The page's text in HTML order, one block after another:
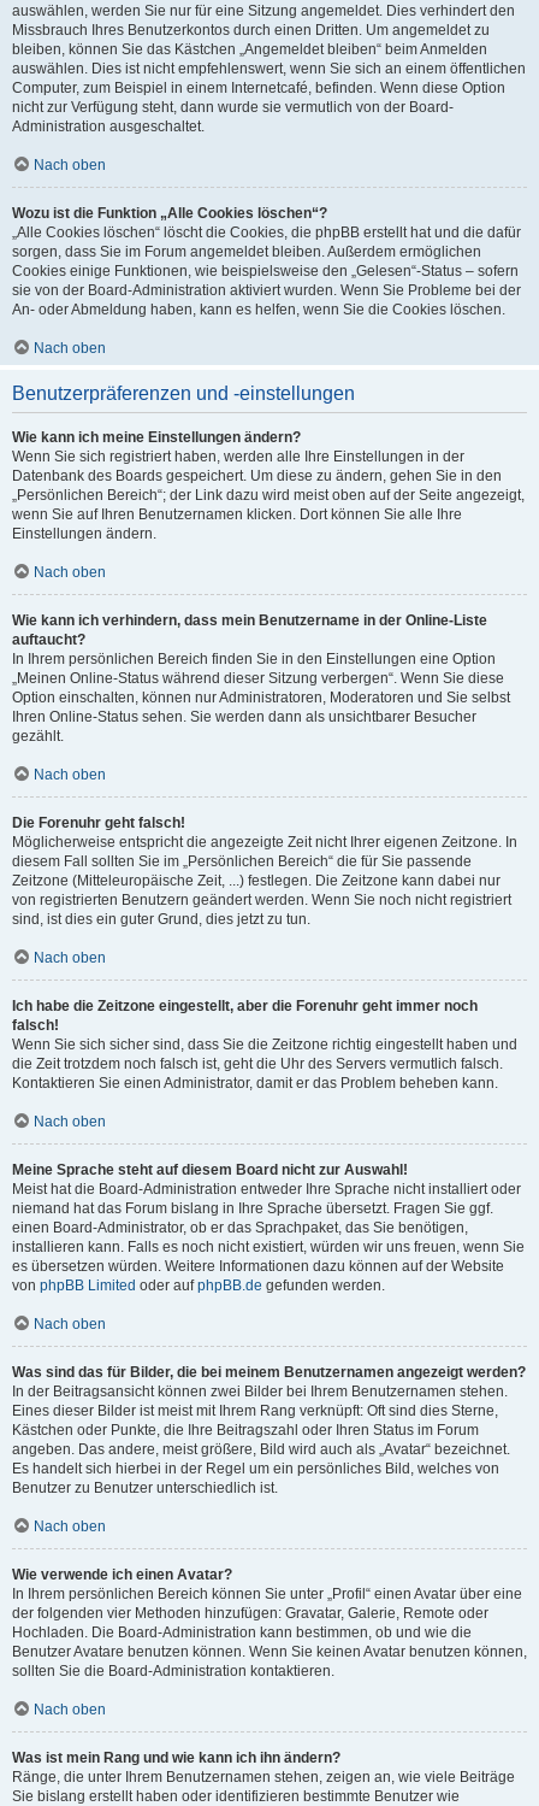
auswählen, werden Sie nur für eine Sitzung angemeldet. Dies verhindert den
Missbrauch Ihres Benutzerkontos durch einen Dritten. Um angemeldet zu
bleiben, können Sie das Kästchen „Angemeldet bleiben“ beim Anmelden
auswählen. Dies ist nicht empfehlenswert, wenn Sie sich an einem öffentlichen
Computer, zum Beispiel in einem Internetcafé, befinden. Wenn diese Option
nicht zur Verfügung steht, dann wurde sie vermutlich von der Board-
Administration ausgeschaltet.
Nach oben
Wozu ist die Funktion „Alle Cookies löschen“?
„Alle Cookies löschen“ löscht die Cookies, die phpBB erstellt hat und die dafür
sorgen, dass Sie im Forum angemeldet bleiben. Außerdem ermöglichen
Cookies einige Funktionen, wie beispielsweise den „Gelesen“-Status – sofern
sie von der Board-Administration aktiviert wurden. Wenn Sie Probleme bei der
An- oder Abmeldung haben, kann es helfen, wenn Sie die Cookies löschen.
Nach oben
Benutzerpräferenzen und -einstellungen
Wie kann ich meine Einstellungen ändern?
Wenn Sie sich registriert haben, werden alle Ihre Einstellungen in der
Datenbank des Boards gespeichert. Um diese zu ändern, gehen Sie in den
„Persönlichen Bereich“; der Link dazu wird meist oben auf der Seite angezeigt,
wenn Sie auf Ihren Benutzernamen klicken. Dort können Sie alle Ihre
Einstellungen ändern.
Nach oben
Wie kann ich verhindern, dass mein Benutzername in der Online-Liste
auftaucht?
In Ihrem persönlichen Bereich finden Sie in den Einstellungen eine Option
„Meinen Online-Status während dieser Sitzung verbergen“. Wenn Sie diese
Option einschalten, können nur Administratoren, Moderatoren und Sie selbst
Ihren Online-Status sehen. Sie werden dann als unsichtbarer Besucher
gezählt.
Nach oben
Die Forenuhr geht falsch!
Möglicherweise entspricht die angezeigte Zeit nicht Ihrer eigenen Zeitzone. In
diesem Fall sollten Sie im „Persönlichen Bereich“ die für Sie passende
Zeitzone (Mitteleuropäische Zeit, ...) festlegen. Die Zeitzone kann dabei nur
von registrierten Benutzern geändert werden. Wenn Sie noch nicht registriert
sind, ist dies ein guter Grund, dies jetzt zu tun.
Nach oben
Ich habe die Zeitzone eingestellt, aber die Forenuhr geht immer noch
falsch!
Wenn Sie sich sicher sind, dass Sie die Zeitzone richtig eingestellt haben und
die Zeit trotzdem noch falsch ist, geht die Uhr des Servers vermutlich falsch.
Kontaktieren Sie einen Administrator, damit er das Problem beheben kann.
Nach oben
Meine Sprache steht auf diesem Board nicht zur Auswahl!
Meist hat die Board-Administration entweder Ihre Sprache nicht installiert oder
niemand hat das Forum bislang in Ihre Sprache übersetzt. Fragen Sie ggf.
einen Board-Administrator, ob er das Sprachpaket, das Sie benötigen,
installieren kann. Falls es noch nicht existiert, würden wir uns freuen, wenn Sie
es übersetzen würden. Weitere Informationen dazu können auf der Website
von phpBB Limited oder aufphpBB.de gefunden werden.
Nach oben
Was sind das für Bilder, die bei meinem Benutzernamen angezeigt werden?
In der Beitragsansicht können zwei Bilder bei Ihrem Benutzernamen stehen.
Eines dieser Bilder ist meist mit Ihrem Rang verknüpft: Oft sind dies Sterne,
Kästchen oder Punkte, die Ihre Beitragszahl oder Ihren Status im Forum
angeben. Das andere, meist größere, Bild wird auch als „Avatar“ bezeichnet.
Es handelt sich hierbei in der Regel um ein persönliches Bild, welches von
Benutzer zu Benutzer unterschiedlich ist.
Nach oben
Wie verwende ich einen Avatar?
In Ihrem persönlichen Bereich können Sie unter „Profil“ einen Avatar über eine
der folgenden vier Methoden hinzufügen: Gravatar, Galerie, Remote oder
Hochladen. Die Board-Administration kann bestimmen, ob und wie die
Benutzer Avatare benutzen können. Wenn Sie keinen Avatar benutzen können,
sollten Sie die Board-Administration kontaktieren.
Nach oben
Was ist mein Rang und wie kann ich ihn ändern?
Ränge, die unter Ihrem Benutzernamen stehen, zeigen an, wie viele Beiträge
Sie bislang erstellt haben oder identifizieren bestimmte Benutzer wie